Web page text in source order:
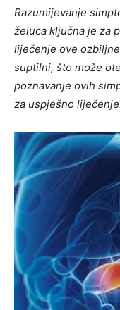
Razumijevanje
želuca ključna je za
liječenje ove
suptilni, što može
poznavanje ovih
za uspješno